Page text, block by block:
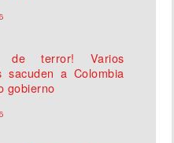
de terror! Varios
sacuden a Colombia
gobierno